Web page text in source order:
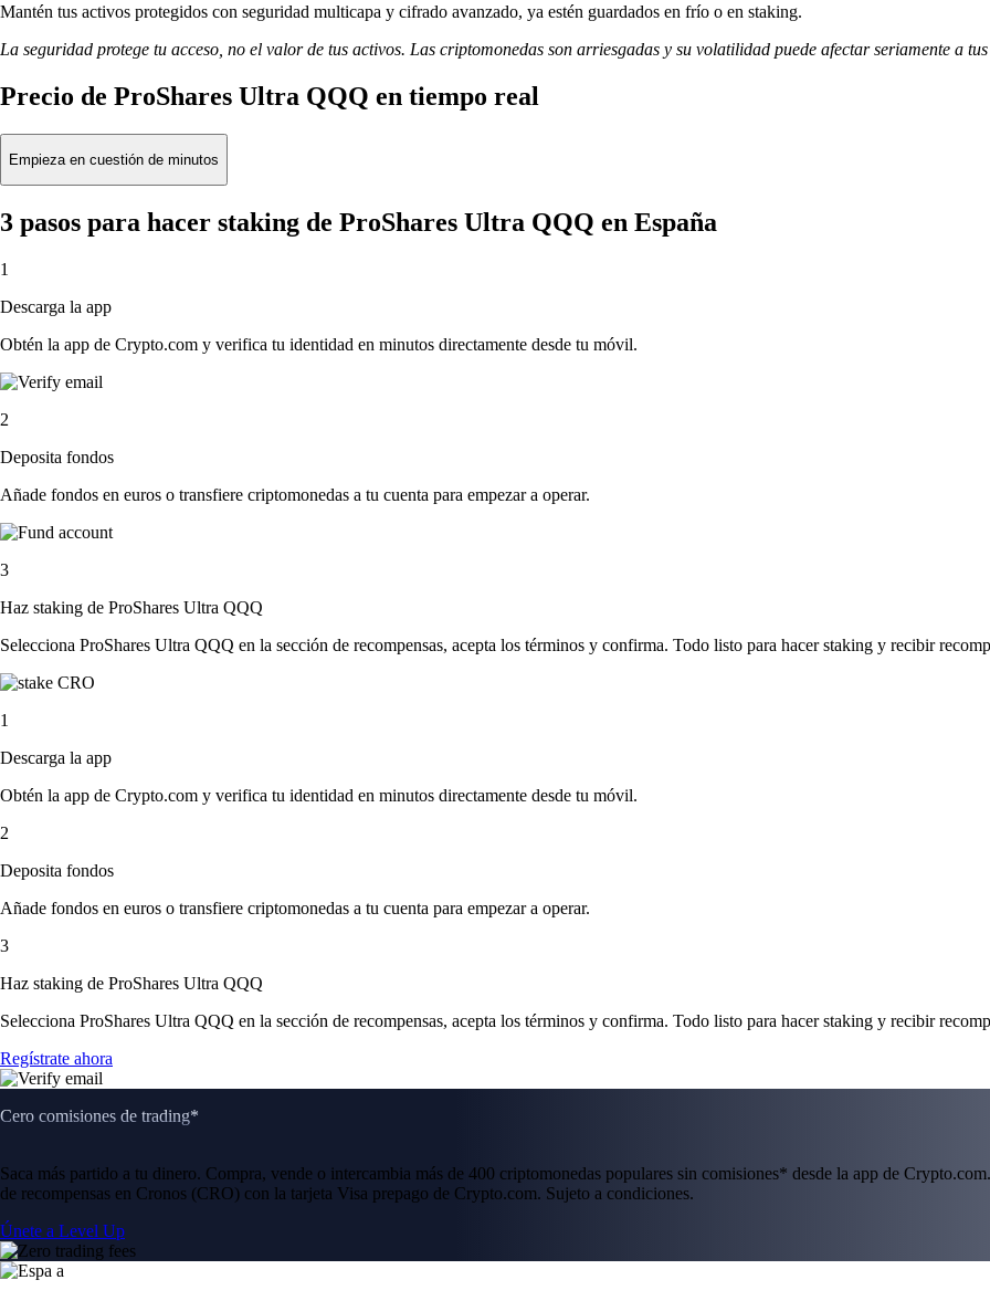
Mantén tus activos protegidos con seguridad multicapa y cifrado avanzado, ya estén guardados en frío o en staking.
La seguridad protege tu acceso, no el valor de tus activos. Las criptomonedas son arriesgadas y su volatilidad puede afectar seriamente a
Precio de ProShares Ultra QQQ en tiempo real
Empieza en cuestión de minutos
3 pasos para hacer staking de ProShares Ultra QQQ en España
1
Descarga la app
Obtén la app de Crypto.com y verifica tu identidad en minutos directamente desde tu móvil.
2
Deposita fondos
Añade fondos en euros o transfiere criptomonedas a tu cuenta para empezar a operar.
3
Haz staking de ProShares Ultra QQQ
Selecciona ProShares Ultra QQQ en la sección de recompensas, acepta los términos y confirma. Todo listo para hacer staking y recibir
1
Descarga la app
Obtén la app de Crypto.com y verifica tu identidad en minutos directamente desde tu móvil.
2
Deposita fondos
Añade fondos en euros o transfiere criptomonedas a tu cuenta para empezar a operar.
3
Haz staking de ProShares Ultra QQQ
Selecciona ProShares Ultra QQQ en la sección de recompensas, acepta los términos y confirma. Todo listo para hacer staking y recibir
Regístrate ahora
Cero comisiones de trading*
Saca más partido a tu dinero. Compra, vende o intercambia más de 400 criptomonedas populares sin comisiones* desde la app de
de recompensas en Cronos (CRO) con la tarjeta Visa prepago de Crypto.com. Sujeto a condiciones.
Únete a Level Up